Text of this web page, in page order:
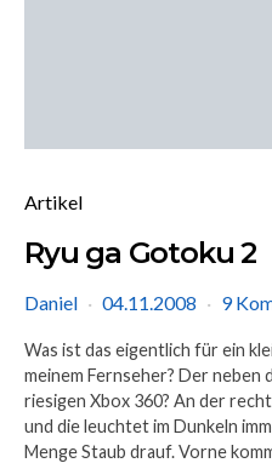
Artikel
Ryu ga Gotoku 2
Daniel 04.11.2008 9
Was ist das eigentlich für ein
meinem Fernseher? Der neben
riesigen Xbox 360? An der
und die leuchtet im Dunkeln
Menge Staub drauf. Vorne